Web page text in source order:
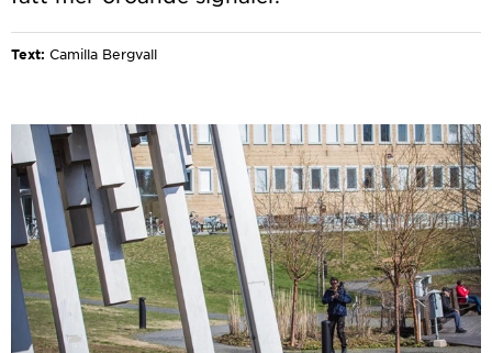
Text: Camilla Bergvall